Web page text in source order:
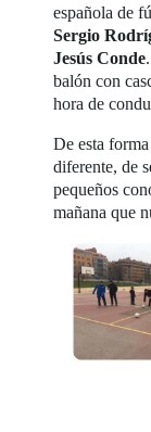
española de
Sergio
Jesús Conde
balón con
hora de
De esta
diferente, de
pequeños
mañana que